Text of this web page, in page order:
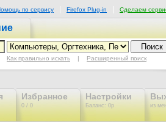
по сервису Firefox Plug-in Сделаем
Как правильно искать | Расширенный поиск
Избранное
0 / 0
Настройки
Баланс: 0р из